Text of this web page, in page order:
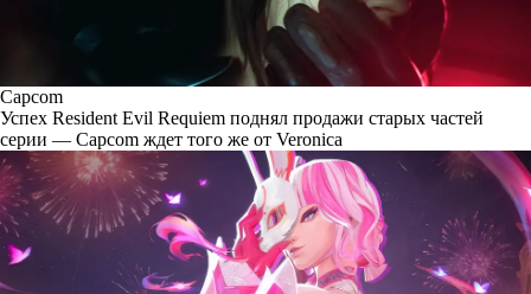
Capcom
Успех Resident Evil Requiem поднял продажи старых частей
серии — Capcom ждет того же от Veronica